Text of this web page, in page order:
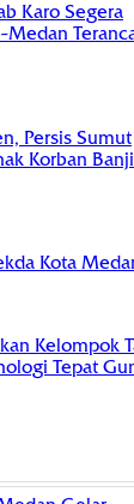
Karo Segera
Persis Sumut
Korban
Kota
Kelompok
Tepat